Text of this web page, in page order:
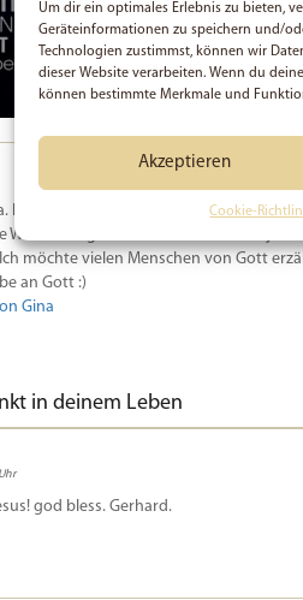
Um dir ein optimales Erlebnis zu bieten,
Geräteinformationen zu speichern und/
Technologien zustimmst, können wir
dieser Website verarbeiten. Wenn du
können bestimmte Merkmale und
Akzeptieren
Cookie-
Ich arbeite Vollzeit für Meeting Jesus.
Welt zu tragen und freue mich über
möchte vielen Menschen von Gott
an Gott :)
Gina
in deinem Leben
god bless. Gerhard.